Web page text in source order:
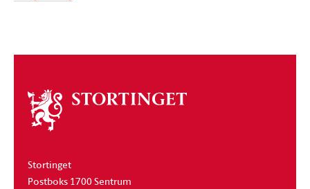
Om
stortinget
Stortinget
Postboks 1700 Sentrum